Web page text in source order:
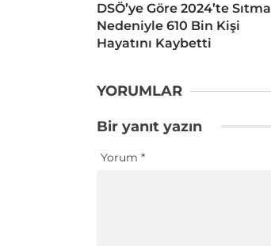
DSÖ’ye Göre 2024’te Sıtma
Nedeniyle 610 Bin Kişi
Hayatını Kaybetti
YORUMLAR
Bir yanıt yazın
Yorum *